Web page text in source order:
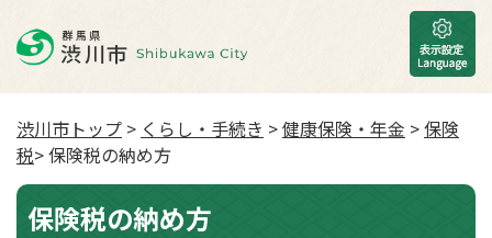
渋川市トップ > くらし・手続き >健康保険・年金 >保険
税> 保険税の納め方
保険税の納め方